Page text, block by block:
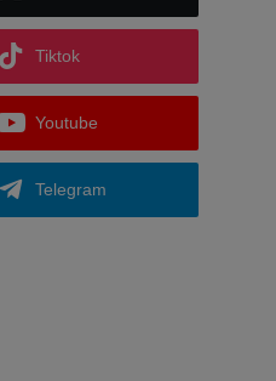
Tiktok
Youtube
Telegram